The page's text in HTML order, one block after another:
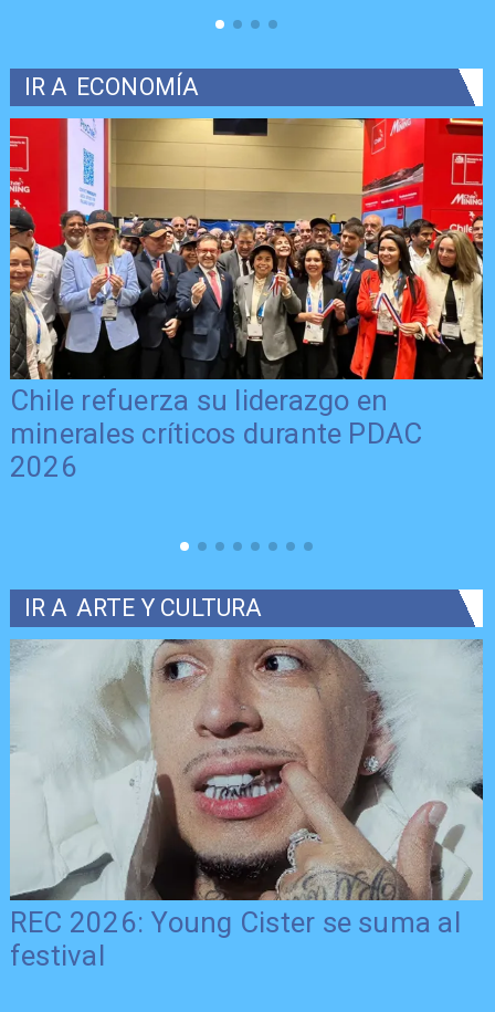
IR A ECONOMÍA
Chile refuerza su liderazgo en
minerales críticos durante PDAC
2026
IR A ARTE Y CULTURA
REC 2026: Young Cister se suma al
festival